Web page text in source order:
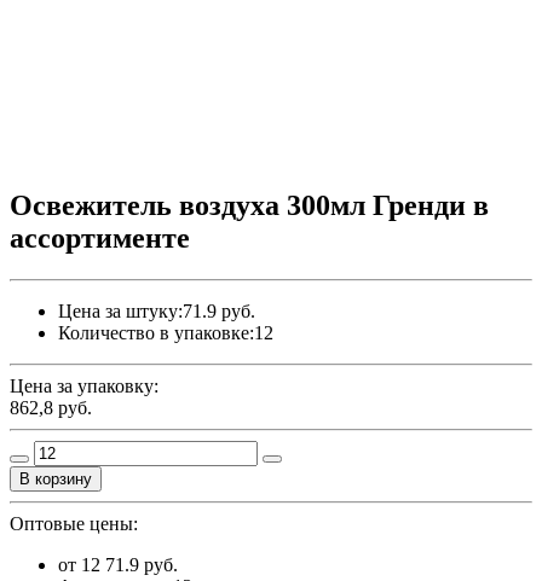
Освежитель воздуха 300мл Гренди в
ассортименте
Цена за штуку:71.9 руб.
Количество в упаковке:12
Цена за упаковку:
862,8 руб.
В корзину
Оптовые цены:
от 12 71.9 руб.